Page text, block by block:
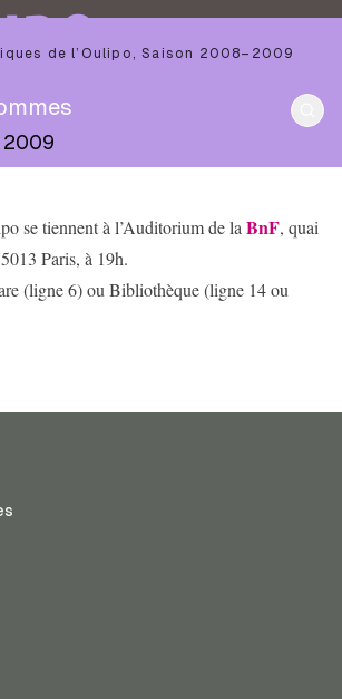
de l’Oulipo ,Saison 2008–2009
2009
se tiennent à l’Auditorium de la BnF, quai
Paris, à 19h.
(ligne 6) ou Bibliothèque (ligne 14 ou